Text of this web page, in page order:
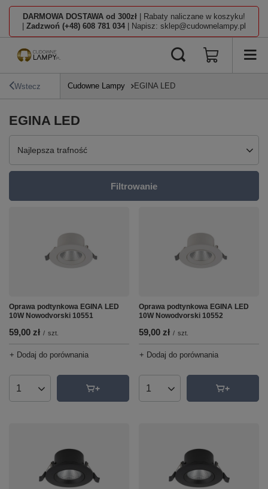
DARMOWA DOSTAWA od 300zł | Rabaty naliczane w koszyku!
Zadzwoń (+48) 608 781 034 | Napisz: sklep@cudownelampy.pl
Wstecz Cudowne Lampy EGINA LED
EGINA LED
Zmień sortowanie
Najlepsza trafność
Filtrowanie
Oprawa podtynkowa EGINA LED
10W Nowodvorski 10551
59,00 zł / szt.
+ Dodaj do porównania
Ilość produktów
Oprawa podtynkowa EGINA LED
10W Nowodvorski 10552
59,00 zł / szt.
+ Dodaj do porównania
Ilość produktów